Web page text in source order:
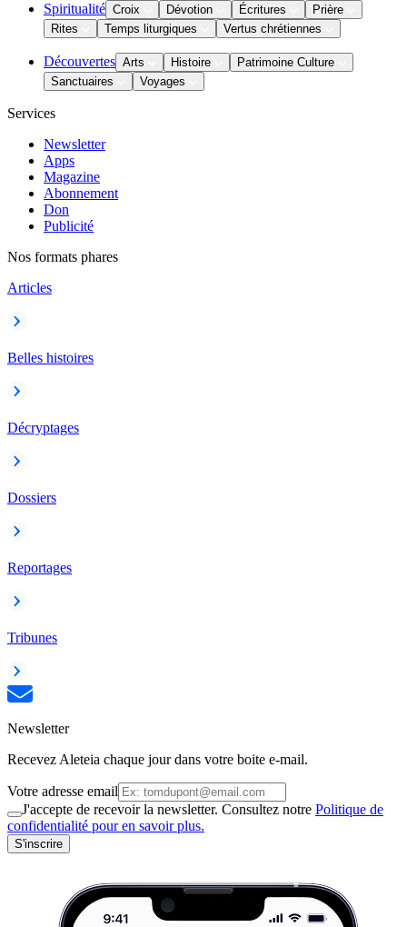
Spiritualité Croix Dévotion Écritures
Prière
Rites
Temps liturgiques Vertus chrétiennes
Découvertes Arts Histoire
Patrimoine Culture
Sanctuaires
Voyages
Services
Newsletter
Apps
Magazine
Abonnement
Don
Publicité
Nos formats phares
Articles
Belles histoires
Décryptages
Dossiers
Reportages
Tribunes
Newsletter
Recevez Aleteia chaque jour dans votre boite e-mail.
Votre adresse email
J'accepte de recevoir la newsletter. Consultez notre Politique de
confidentialité pour en savoir plus.
S'inscrire